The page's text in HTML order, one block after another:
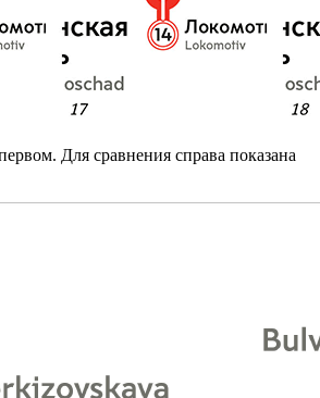
Для сравнения справа показана